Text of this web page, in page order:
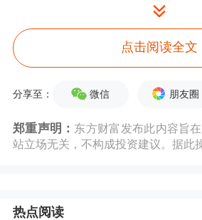
（HK02555）分别位居
牌价值分别达到186.81
元；排名第50
（SH603350），品牌价
从分层情况来看，有8家
1194.96亿元，占比
点击阅读全文
分享至： 微信 朋友圈
郑重声明： 东方财富发布此内容旨
站立场无关，不构成投资建议。据此
热点阅读